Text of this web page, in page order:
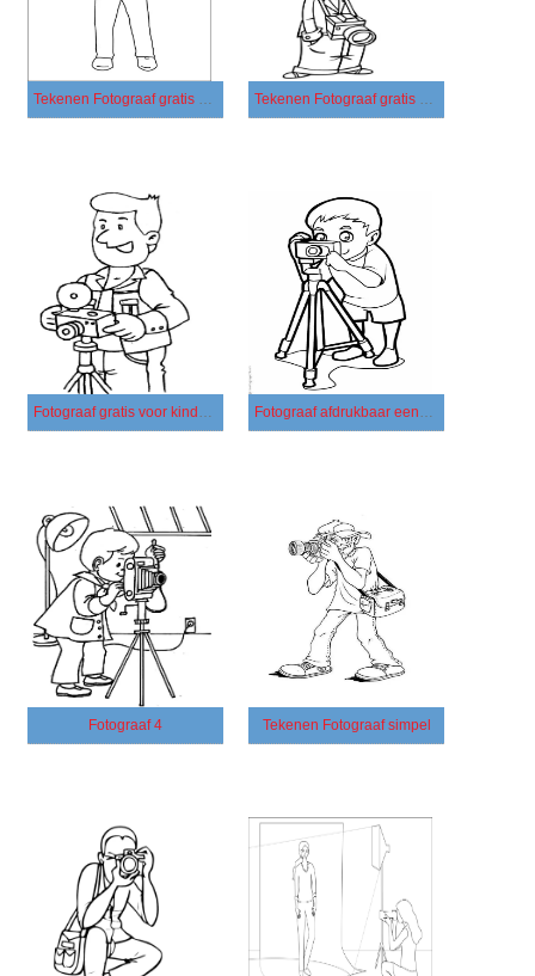
Tekenen Fotograaf gratis voor kinderen Tekenen Fotograaf gratis basis
Fotograaf gratis voor kinderen Fotograaf afdrukbaar eenvoudig
Fotograaf 4 Tekenen Fotograaf simpel